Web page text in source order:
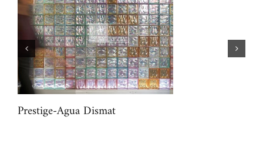
Prestige-Agua Dismat